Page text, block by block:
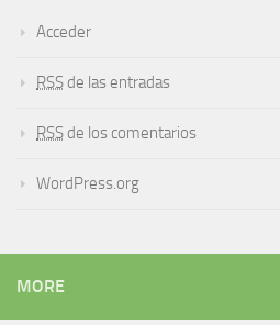
Acceder
RSS de las entradas
RSS de los comentarios
WordPress.org
MORE